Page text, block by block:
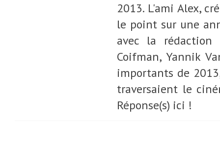
2013. L'ami Alex,
le point sur une
avec la rédaction
Coifman, Yannik
importants de
traversaient le
Réponse(s) ici !